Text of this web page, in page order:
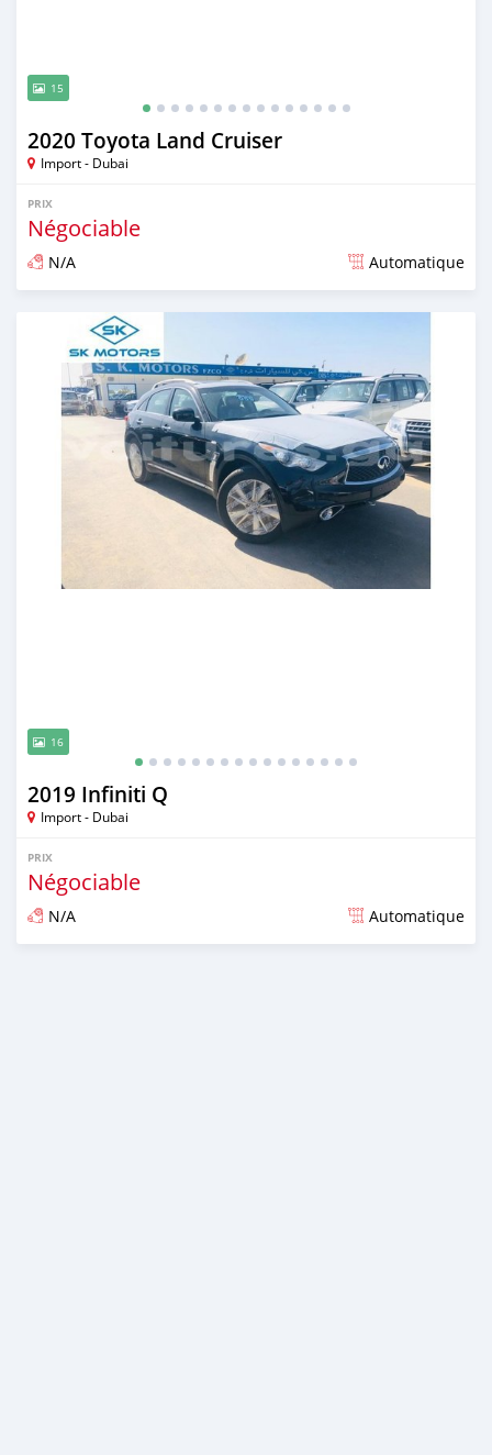
15
2020 Toyota Land Cruiser
Import - Dubai
PRIX
Négociable
N/A Automatique
Publié il y a presque 6 ans
16
2019 Infiniti Q
Import - Dubai
PRIX
Négociable
N/A Automatique